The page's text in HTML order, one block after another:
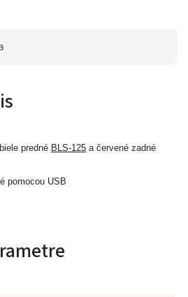
predné BLS-125 a červené zadné
pomocou USB